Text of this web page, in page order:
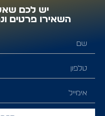
יש לכם
השאירו פרטים